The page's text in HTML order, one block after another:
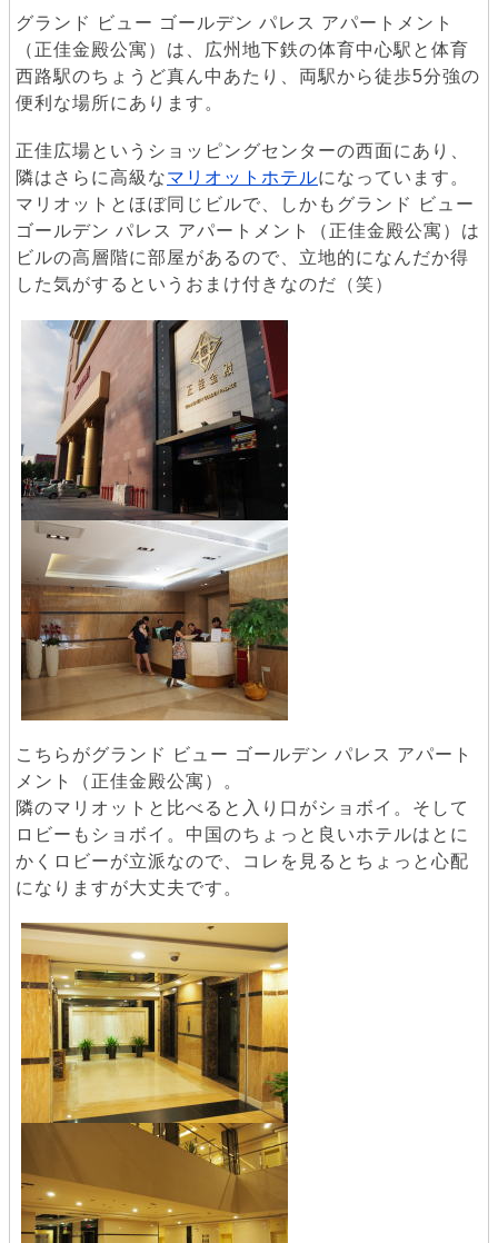
グランド ビュー ゴールデン パレス アパートメント
（正佳金殿公寓）は、広州地下鉄の体育中心駅と体育
西路駅のちょうど真ん中あたり、両駅から徒歩5分強の
便利な場所にあります。
正佳広場というショッピングセンターの西面にあり、
隣はさらに高級なマリオットホテルになっています。
マリオットとほぼ同じビルで、しかもグランド ビュー
ゴールデン パレス アパートメント（正佳金殿公寓）は
ビルの高層階に部屋があるので、立地的になんだか得
した気がするというおまけ付きなのだ（笑）
こちらがグランド ビュー ゴールデン パレス アパート
メント（正佳金殿公寓）。
隣のマリオットと比べると入り口がショボイ。そして
ロビーもショボイ。中国のちょっと良いホテルはとに
かくロビーが立派なので、コレを見るとちょっと心配
になりますが大丈夫です。